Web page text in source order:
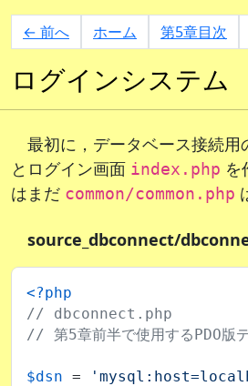
← 前へ ホーム 第5章目次
ログインシステム
最初に，データベース接続用
とログイン画面 index.php を
はまだ common/common.php
source_dbconnect/
<?php
// dbconnect.php
// 第5章前半で使用するPDO版
$dsn =